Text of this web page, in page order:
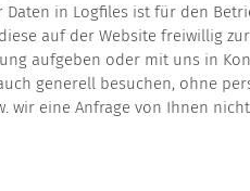
Daten in Logfiles ist für den
auf der Website freiwillig
aufgeben oder mit uns in
generell besuchen, ohne
wir eine Anfrage von Ihnen